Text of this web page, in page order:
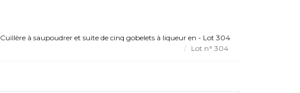
Cuillère à saupoudrer et suite de cinq gobelets à liqueur en - Lot 304
Lot n° 304